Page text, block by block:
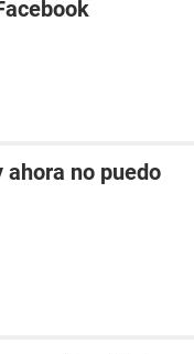
ahora no puedo